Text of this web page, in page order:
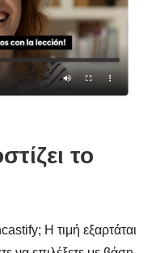
το
Η τιμή εξαρτάται